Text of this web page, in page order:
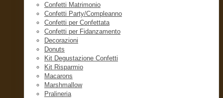
Confetti Matrimonio
Confetti Party/Compleanno
Confetti per Confettata
Confetti per Fidanzamento
Decorazioni
Donuts
Kit Degustazione Confetti
Kit Risparmio
Macarons
Marshmallow
Pralineria